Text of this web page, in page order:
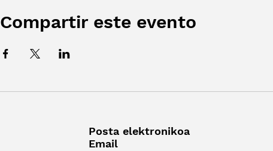
Compartir este evento
Posta elektronikoa
Email